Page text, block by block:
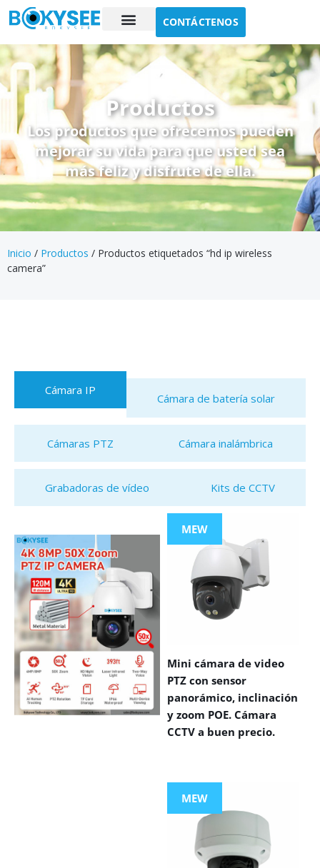
CONTÁCTENOS
Productos
Los productos que ofrecemos pueden
mejorar su vida para que usted sea
más feliz y disfrute de ella.
Inicio / Productos / Productos etiquetados “hd ip wireless
camera”
Cámara IP
Cámara de batería solar
Cámaras PTZ Cámara inalámbrica
Grabadoras de vídeo Kits de CCTV
MEW
Mini cámara de video
PTZ con sensor
panorámico, inclinación
y zoom POE. Cámara
CCTV a buen precio.
MEW